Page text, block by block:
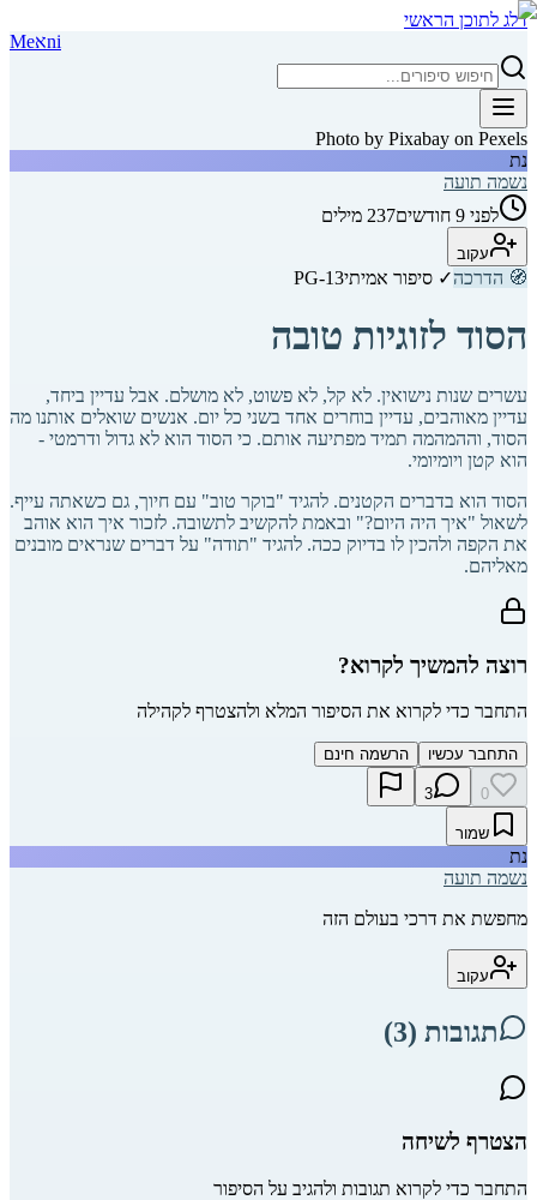
דלג לתוכן הראשי
Meאni
Photo by Pixabay on Pexels
נת
נשמה תועה
לפני 9 חודשים
237 מילים
עקוב
🧭 הדרכה✓ סיפור אמיתיPG-13
הסוד לזוגיות טובה
עשרים שנות נישואין. לא קל, לא פשוט, לא מושלם. אבל עדיין ביחד,
עדיין מאוהבים, עדיין בוחרים אחד בשני כל יום. אנשים שואלים אותנו מה
הסוד, וההמהמה תמיד מפתיעה אותם. כי הסוד הוא לא גדול ודרמטי -
הוא קטן ויומיומי.
הסוד הוא בדברים הקטנים. להגיד "בוקר טוב" עם חיוך, גם כשאתה עייף.
לשאול "איך היה היום?" ובאמת להקשיב לתשובה. לזכור איך הוא אוהב
את הקפה ולהכין לו בדיוק ככה. להגיד "תודה" על דברים שנראים מובנים
מאליהם.
רוצה להמשיך לקרוא?
התחבר כדי לקרוא את הסיפור המלא ולהצטרף לקהילה
התחבר עכשיו הרשמה חינם
0
3
שמור
נת
נשמה תועה
מחפשת את דרכי בעולם הזה
עקוב
תגובות (3
)
הצטרף לשיחה
התחבר כדי לקרוא תגובות ולהגיב על הסיפור